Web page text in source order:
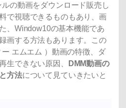
の動画をダウンロード販売し
で視聴できるものもあり、画
、Window10の基本機能であ
画する方法もあります。この
ー エムエム ）動画の特徴、ダ
生できない原因、
DMM動画の
方法について見ていきたいと